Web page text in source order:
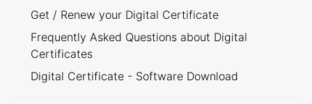
Get / Renew your Digital Certificate
Frequently Asked Questions about Digital
Certificates
Digital Certificate - Software Download